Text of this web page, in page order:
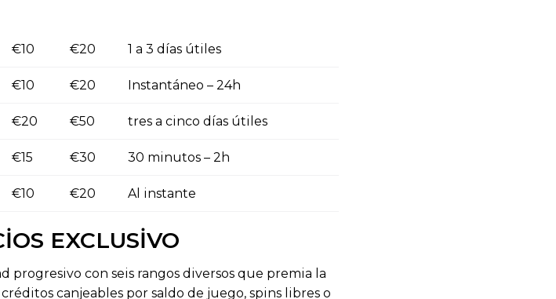
€10 €20 1 a 3 días útiles
€10 €20 Instantáneo – 24h
€20 €50 tres a cinco días útiles
€15 €30 30 minutos – 2h
€10 €20 Al instante
EXCLUSIVO
progresivo con seis rangos diversos que premia la
canjeables por saldo de juego, spins libres o